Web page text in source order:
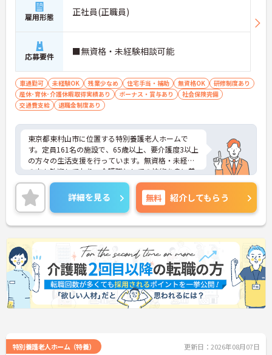
雇用形態 正社員(正職員)
応募要件 ■無資格・未経験相談可能
車通勤可 未経験OK 残業少なめ 住宅手当・補助 無資格OK
研修制度あり
産休･育休･介護休暇取得実績あり
ボーナス・賞与あり
社会保険完備
交通費支給
退職金制度あり
東京都東村山市に位置する特別養護老人ホームで
す。定員161名の施設で、65歳以上、要介護度3以上
の方々の生活支援を行っています。無資格・未経験
の方も歓迎しており、介護職としての技術を身に着
けたい方やスキルアップを目指す方に最適な環境で
す。診療所が併設されており、医師が平日常駐して
いるため、安心して業務に取り組むことができま
す。月9日の休暇に加え、フレッシュアップ休暇もあ
り、ワークライフバランスを重視したい方におすす
めです。住宅手当や資格取得支援制度も充実してお
り、長く安心して働ける職場です。ご興味のある方
はぜひお気軽にお問い合わせください。
詳細を見る 無料 紹介してもらう
特別養護老人ホーム（特養） 更新日：2026年08月07日